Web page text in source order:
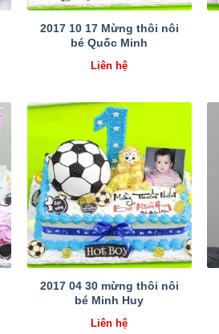
2017 10 17 Mừng thôi nôi
bé Quốc Minh
Liên hệ
2017 04 30 mừng thôi nôi
bé Minh Huy
Liên hệ